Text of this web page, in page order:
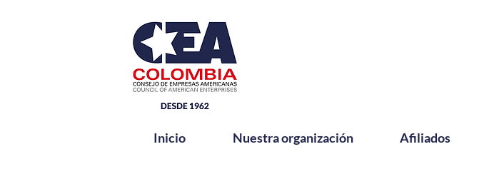
Inicio Nuestra organización Afiliados